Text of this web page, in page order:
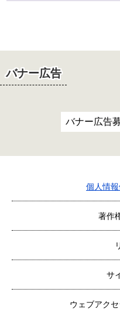
バナー広告
バナー広告
個人情
著作
サ
ウェブアク